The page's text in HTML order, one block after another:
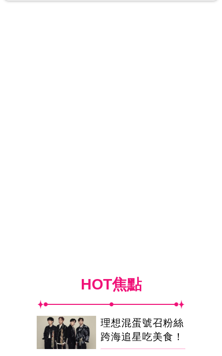
HOT焦點
理想混蛋號召粉絲
跨海追星吃美食！